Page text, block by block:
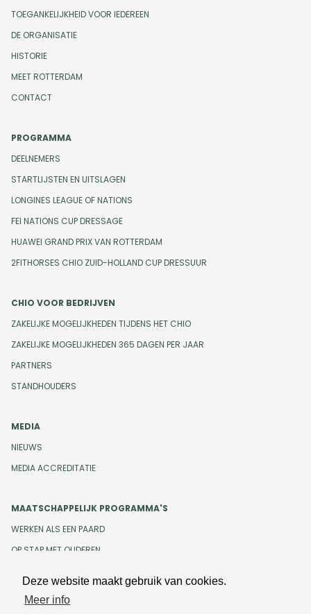
Deze website maakt gebruik van cookies.
Meer info
TOEGANKELIJKHEID VOOR IEDEREEN
DE ORGANISATIE
HISTORIE
MEET ROTTERDAM
CONTACT
PROGRAMMA
DEELNEMERS
STARTLIJSTEN EN UITSLAGEN
LONGINES LEAGUE OF NATIONS
FEI NATIONS CUP DRESSAGE
HUAWEI GRAND PRIX VAN ROTTERDAM
2FITHORSES CHIO ZUID-HOLLAND CUP DRESSUUR
CHIO VOOR BEDRIJVEN
ZAKELIJKE MOGELIJKHEDEN TIJDENS HET CHIO
ZAKELIJKE MOGELIJKHEDEN 365 DAGEN PER JAAR
PARTNERS
STANDHOUDERS
MEDIA
NIEUWS
MEDIA ACCREDITATIE
MAATSCHAPPELIJK PROGRAMMA'S
WERKEN ALS EEN PAARD
OP STAP MET OUDEREN
Design en development door